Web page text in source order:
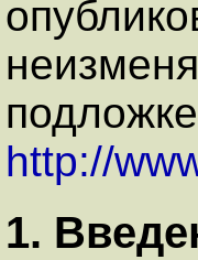
http://
1.